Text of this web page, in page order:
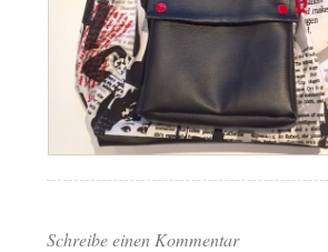
Schreibe einen Kommentar